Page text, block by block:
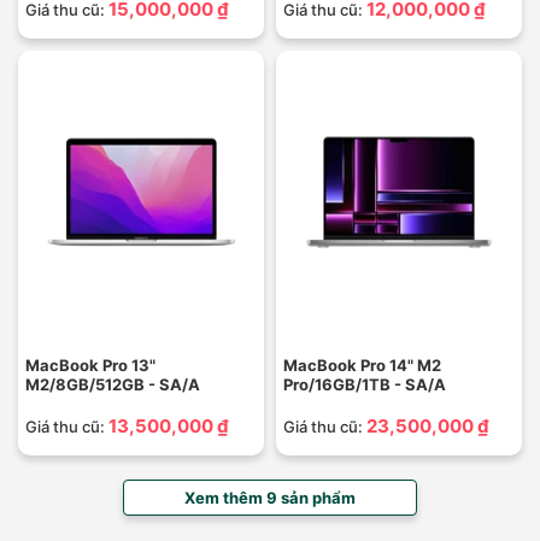
Giá thu cũ: 15,000,000 ₫ Giá thu cũ: 12,000,000 ₫
MacBook Pro 13"
M2/8GB/512GB - SA/A
Giá thu cũ: 13,500,000 ₫
MacBook Pro 14" M2
Pro/16GB/1TB - SA/A
Giá thu cũ: 23,500,000 ₫
Xem thêm 9 sản phẩm